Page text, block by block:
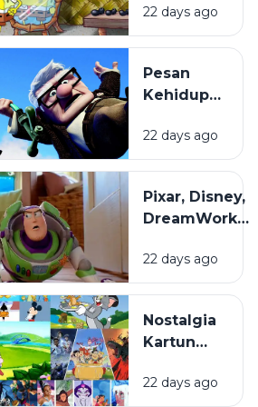
Dibuat
hingga
Mudah
Diingat?
22 days ago
Pesan
Kehidupan
Film
Animasi
Sering
Terlewat
22 days ago
Pixar, Disney,
DreamWorks,
Ghibli: Apa
yang
Gaya Animasi
Mereka
22 days ago
Nostalgia
Kartun
Kecil:
22 days ago